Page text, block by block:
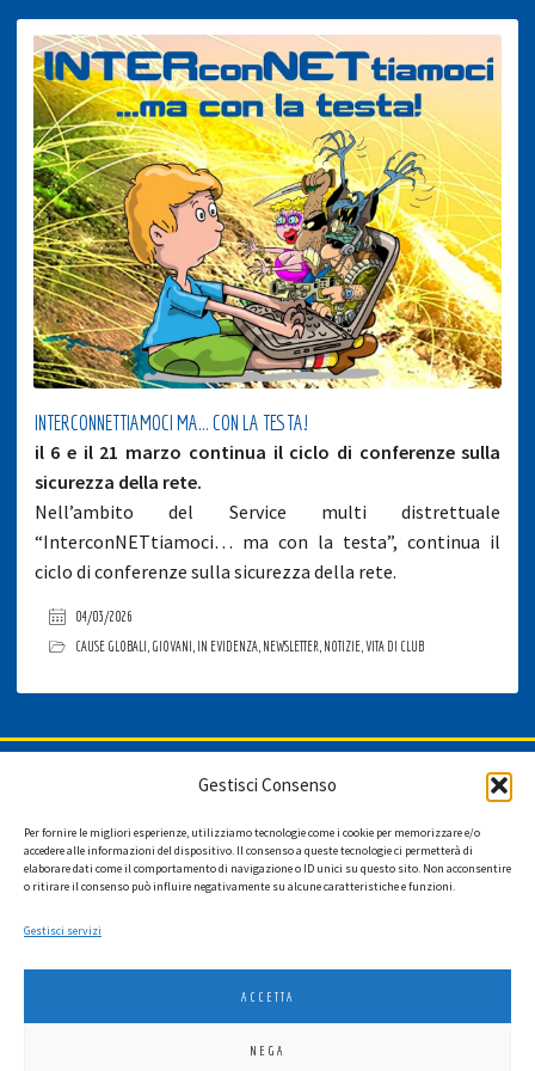
Gestisci Consenso
Per fornire le migliori esperienze, utilizziamo tecnologie come i cookie per memorizzare e/o
accedere alle informazioni del dispositivo. Il consenso a queste tecnologie ci permetterà di
elaborare dati come il comportamento di navigazione o ID unici su questo sito. Non acconsentire
o ritirare il consenso può influire negativamente su alcune caratteristiche e funzioni.
Gestisci servizi
ACCETTA
NEGA
INTERCONNETTIAMOCI MA… CON LA TESTA!
il 6 e il 21 marzo continua il ciclo di conferenze sulla
sicurezza della rete.
Nell’ambito del Service multi distrettuale
“InterconNETtiamoci… ma con la testa”, continua il
ciclo di conferenze sulla sicurezza della rete.
04/03/2026
CAUSE GLOBALI GIOVANI IN EVIDENZA NEWSLETTER NOTIZIE ,VITA DI CLUB
Ho letto l'informativa privacy e acconsento a ricevere via e-mail la
newsletter contenente aggiornamenti su attività, iniziative ed eventi